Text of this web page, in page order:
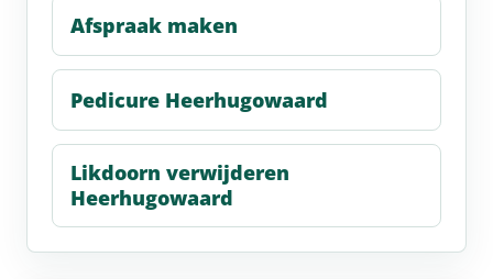
Afspraak maken
Pedicure Heerhugowaard
Likdoorn verwijderen
Heerhugowaard